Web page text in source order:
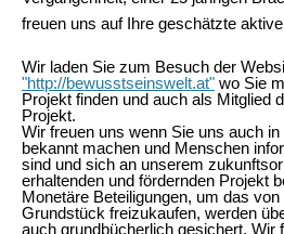
freuen uns auf Ihre geschätzte
Wir laden Sie zum Besuch der
"http://bewusstseinswelt.at" wo Sie
Projekt finden und auch als Mitglied
Projekt.
Wir freuen uns wenn Sie uns auch
bekannt machen und Menschen
sind und sich an unserem
erhaltenden und fördernden Projekt
Monetäre Beteiligungen, um das
Grundstück freizukaufen, werden
auch grundbücherlich gesichert. Wir